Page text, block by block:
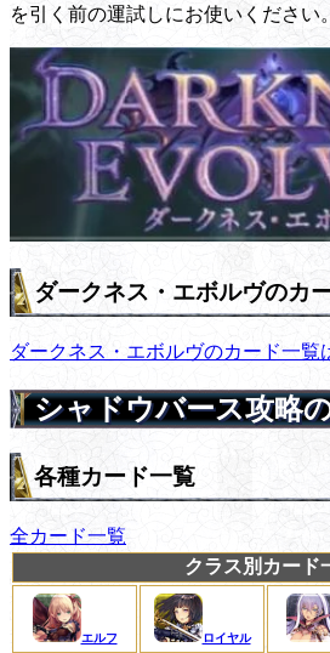
を引く前の運試しにお使いください。
ダークネス・エボルヴのカ
ダークネス・エボルヴのカード一覧
シャドウバース攻略
各種カード一覧
全カード一覧
クラス別カード
エルフ ロイヤル